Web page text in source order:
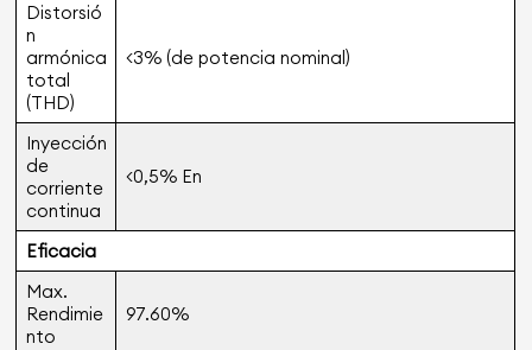
Distorsió
n
armónica
total
(THD)
<3% (de potencia nominal)
Inyección
de
corriente
continua
<0,5% En
Eficacia
Max.
Rendimie
nto
97.60%